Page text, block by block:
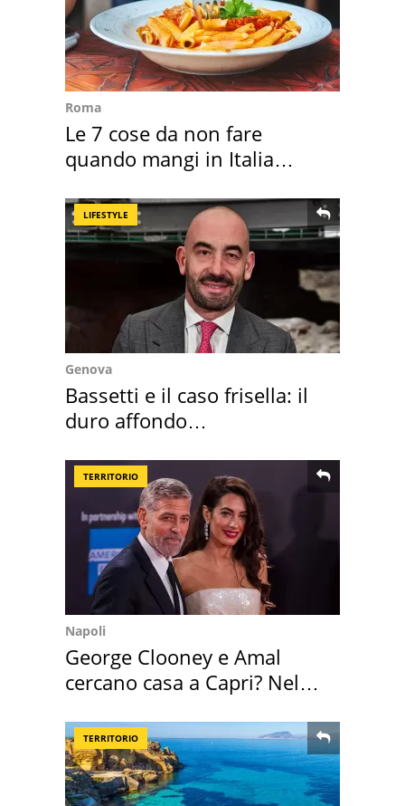
Roma
Le 7 cose da non fare
quando mangi in Italia
LIFESTYLE
Genova
Bassetti e il caso frisella: il
duro affondo
TERRITORIO
Napoli
George Clooney e Amal
cercano casa a Capri? Nel
TERRITORIO